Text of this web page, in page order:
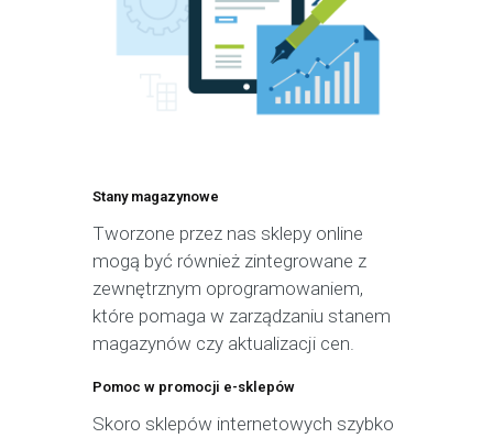
Stany magazynowe
Tworzone przez nas sklepy online
mogą być również zintegrowane z
zewnętrznym oprogramowaniem,
które pomaga w zarządzaniu stanem
magazynów czy aktualizacji cen.
Pomoc w promocji e-sklepów
Skoro sklepów internetowych szybko